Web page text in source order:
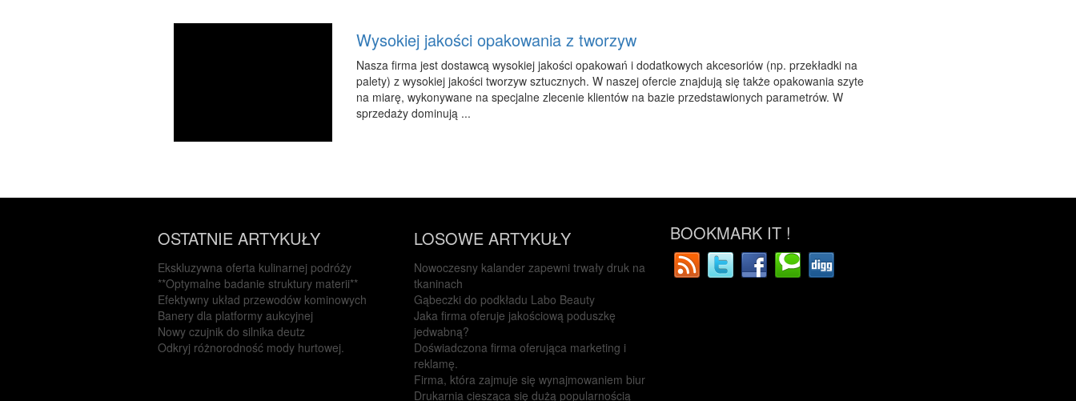
Wysokiej jakości opakowania z tworzyw
Nasza firma jest dostawcą wysokiej jakości opakowań i dodatkowych akcesoriów (np. przekładki na
palety) z wysokiej jakości tworzyw sztucznych. W naszej ofercie znajdują się także opakowania szyte
na miarę, wykonywane na specjalne zlecenie klientów na bazie przedstawionych parametrów. W
sprzedaży dominują ...
OSTATNIE ARTYKUŁY
Ekskluzywna oferta kulinarnej podróży
**Optymalne badanie struktury materii**
Efektywny układ przewodów kominowych
Banery dla platformy aukcyjnej
Nowy czujnik do silnika deutz
Odkryj różnorodność mody hurtowej.
LOSOWE ARTYKUŁY
Nowoczesny kalander zapewni trwały druk na
tkaninach
Gąbeczki do podkładu Labo Beauty
Jaka firma oferuje jakościową poduszkę
jedwabną?
Doświadczona firma oferująca marketing i
reklamę.
Firma, która zajmuje się wynajmowaniem biur
Drukarnia ciesząca się dużą popularnością
BOOKMARK IT !